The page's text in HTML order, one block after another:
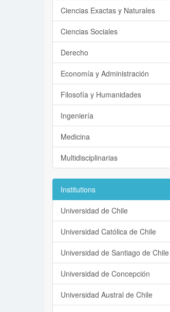
Ciencias Exactas y Naturales
Ciencias Sociales
Derecho
Economía y Administración
Filosofía y Humanidades
Ingeniería
Medicina
Multidisciplinarias
Institutions
Universidad de Chile
Universidad Católica de Chile
Universidad de Santiago de Chile
Universidad de Concepción
Universidad Austral de Chile